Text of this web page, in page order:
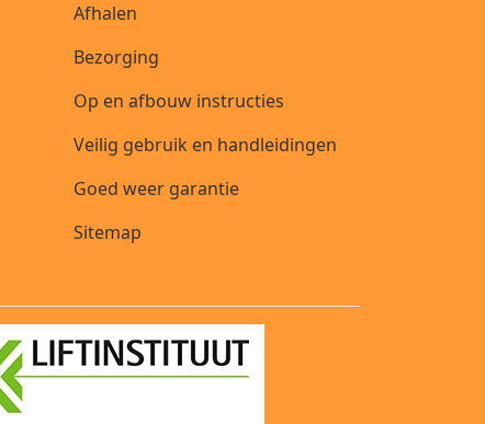
Afhalen
Bezorging
Op en afbouw instructies
Veilig gebruik en handleidingen
Goed weer garantie
Sitemap